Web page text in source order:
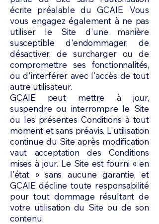
écrite préalable du GCAIE. Vous
vous engagez également à ne pas
utiliser le Site d'une manière
susceptible d'endommager, de
désactiver, de surcharger ou de
compromettre ses fonctionnalités,
ou d'interférer avec l'accès de tout
autre utilisateur.
GCAIE peut mettre à jour,
suspendre ou interrompre le Site
ou les présentes Conditions à tout
moment et sans préavis. L'utilisation
continue du Site après modification
vaut acceptation des Conditions
mises à jour. Le Site est fourni « en
l'état » sans aucune garantie, et
GCAIE décline toute responsabilité
pour tout dommage résultant de
votre utilisation du Site ou de son
contenu.